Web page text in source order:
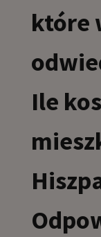
które
Ile